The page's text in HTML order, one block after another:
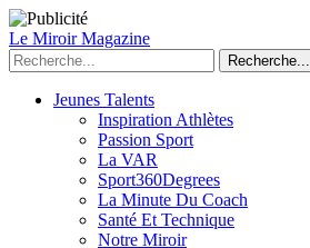
Le Miroir Magazine
Recherche...
Jeunes Talents
Inspiration Athlètes
Passion Sport
La VAR
Sport360Degrees
La Minute Du Coach
Santé Et Technique
Notre Miroir